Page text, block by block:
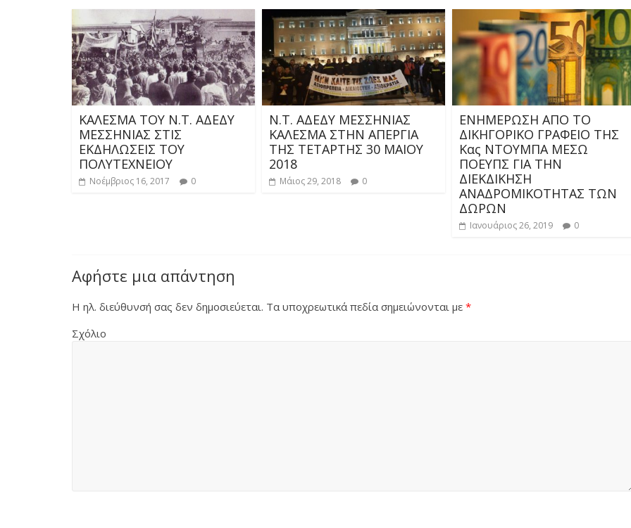
ΚΑΛΕΣΜΑ ΤΟΥ Ν.Τ. ΑΔΕΔΥ
ΜΕΣΣΗΝΙΑΣ ΣΤΙΣ
ΕΚΔΗΛΩΣΕΙΣ ΤΟΥ
ΠΟΛΥΤΕΧΝΕΙΟΥ
Νοέμβριος 16, 2017 0
Ν.Τ. ΑΔΕΔΥ ΜΕΣΣΗΝΙΑΣ
ΚΑΛΕΣΜΑ ΣΤΗΝ ΑΠΕΡΓΙΑ
ΤΗΣ ΤΕΤΑΡΤΗΣ 30 ΜΑΙΟΥ
2018
Μάιος 29, 2018 0
ΕΝΗΜΕΡΩΣΗ ΑΠΟ ΤΟ
ΔΙΚΗΓΟΡΙΚΟ ΓΡΑΦΕΙΟ ΤΗΣ
Κας ΝΤΟΥΜΠΑ ΜΕΣΩ
ΠΟΕΥΠΣ ΓΙΑ ΤΗΝ
ΔΙΕΚΔΙΚΗΣΗ
ΑΝΑΔΡΟΜΙΚΟΤΗΤΑΣ ΤΩΝ
ΔΩΡΩΝ
Ιανουάριος 26, 2019 0
Αφήστε μια απάντηση
Η ηλ. διεύθυνσή σας δεν δημοσιεύεται. Τα υποχρεωτικά πεδία σημειώνονται με *
Σχόλιο